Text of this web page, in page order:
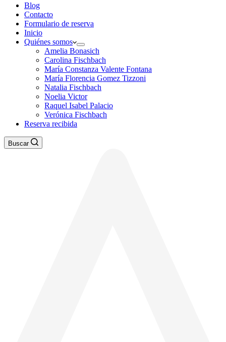
Blog
Contacto
Formulario de reserva
Inicio
Quiénes somos
Amelia Bonasich
Carolina Fischbach
María Constanza Valente Fontana
María Florencia Gomez Tizzoni
Natalia Fischbach
Noelia Victor
Raquel Isabel Palacio
Verónica Fischbach
Reserva recibida
Buscar